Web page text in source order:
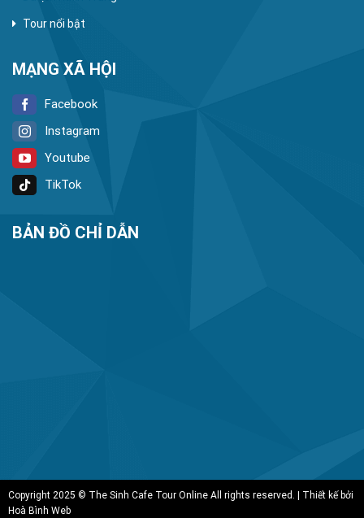
Tour nổi bật
MẠNG XÃ HỘI
Facebook
Instagram
Youtube
TikTok
BẢN ĐỒ CHỈ DẪN
Copyright 2025 © The Sinh Cafe Tour Online All rights reserved. | Thiết kế bởi
Hoà Bình Web